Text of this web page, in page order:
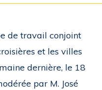
de travail conjoint
et les villes
dernière, le 18
par M. José